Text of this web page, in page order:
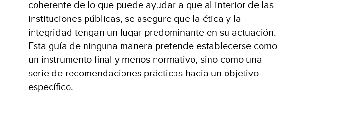
coherente de lo que puede ayudar a que al interior de las
instituciones públicas, se asegure que la ética y la
integridad tengan un lugar predominante en su actuación.
Esta guía de ninguna manera pretende establecerse como
un instrumento final y menos normativo, sino como una
serie de recomendaciones prácticas hacia un objetivo
específico.